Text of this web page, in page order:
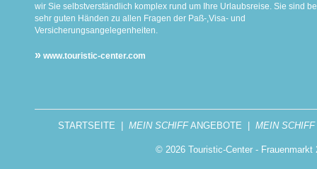
wir Sie selbstverständlich komplex rund um Ihre Urlaubsreise. Sie sind
sehr guten Händen zu allen Fragen der Paß-,Visa- und
Versicherungsangelegenheiten.
» www.touristic-center.com
STARTSEITE MEIN SCHIFFANGEBOTE MEIN SCHIFF
© 2026 Touristic-Center -